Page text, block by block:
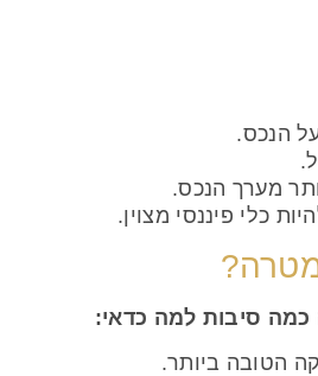
הנכס.
מערך הנכס.
כלי פיננסי מצוין.
כמה סיבות למה כדאי:
הטובה ביותר.